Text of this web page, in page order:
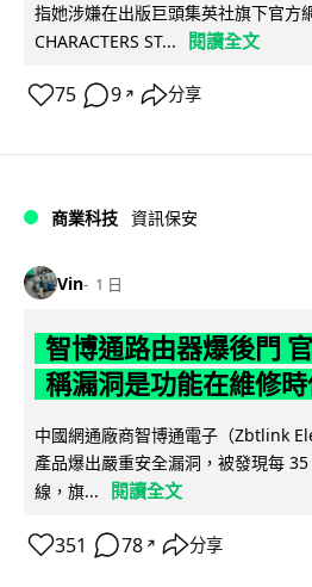
指她涉嫌在出版巨頭集英社旗下官方
CHARACTERS ST...
閱讀全文
75 9 ↗ 分享
商業科技 資訊保安
Vin 1 日
智博通路由器爆後門
稱漏洞是功能在維修時
中國網通廠商智博通電子（Zbtlink
產品爆出嚴重安全漏洞，被發現每
線，旗...
閱讀全文
351 78 ↗ 分享